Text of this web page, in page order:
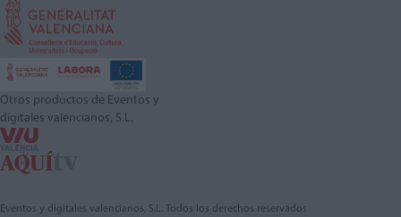
Otros productos de Eventos y
digitales valencianos, S.L.
Eventos y digitales valencianos, S.L. Todos los derechos reservados